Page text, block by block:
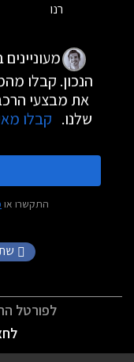
רנו
הנכון. קבלו
את מבצעי
שלנו. קבלו
התקשרו או
לפורטל